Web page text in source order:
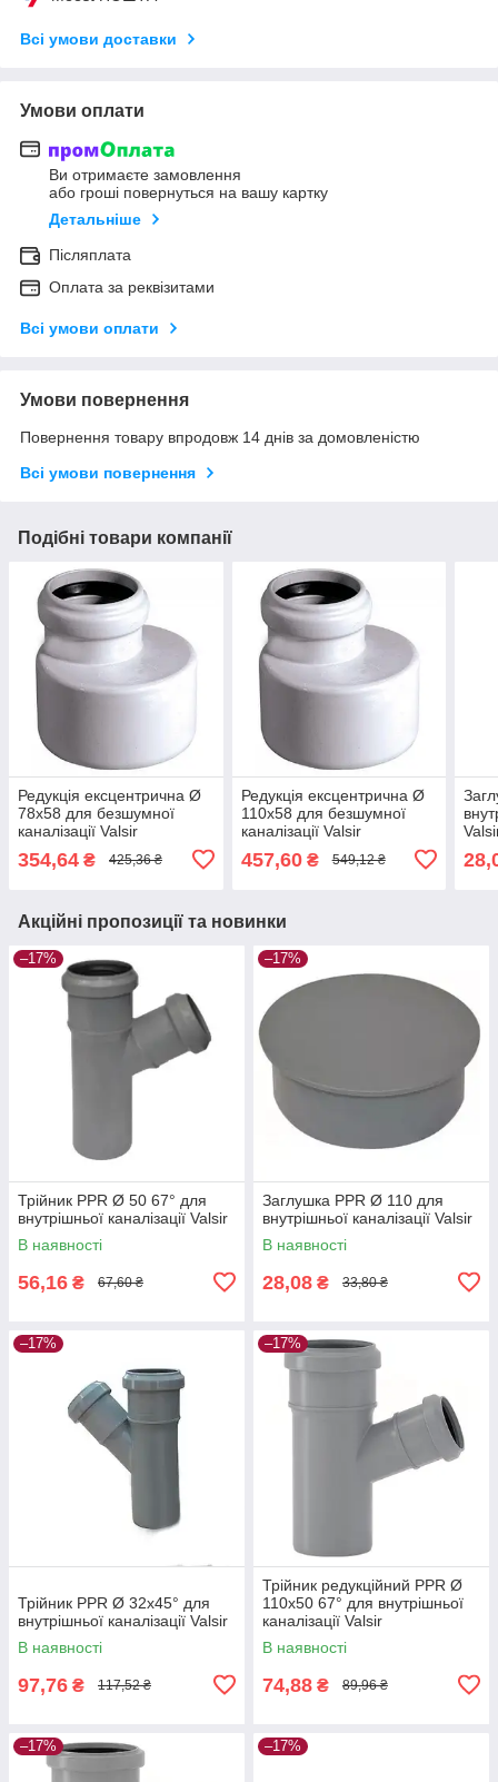
Всі умови доставки
Умови оплати
Ви отримаєте замовлення
або гроші повернуться на вашу картку
Детальніше
Післяплата
Оплата за реквізитами
Всі умови оплати
Умови повернення
Повернення товару впродовж 14 днів за домовленістю
Всі умови повернення
Подібні товари компанії
Редукція ексцентрична Ø
78х58 для безшумної
каналізації Valsir
354,64 ₴ 425,36 ₴
Редукція ексцентрична Ø
110х58 для безшумної
каналізації Valsir
457,60₴ 549,12 ₴
Акційні пропозиції та новинки
–17%
Трійник PPR Ø 50 67° для
внутрішньої каналізації Valsir
В наявності
56,16 ₴ 67,60 ₴
–17%
Заглушка PPR Ø 110 для
внутрішньої каналізації Valsir
В наявності
28,08 ₴ 33,80 ₴
–17%
Трійник PPR Ø 32х45° для
внутрішньої каналізації Valsir
В наявності
97,76 ₴ 117,52 ₴
–17%
Трійник редукційний PPR Ø
110х50 67° для внутрішньої
каналізації Valsir
В наявності
74,88 ₴ 89,96 ₴
–17% –17%